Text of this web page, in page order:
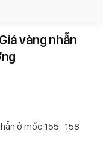
vàng nhẫn
ở mốc 155- 158